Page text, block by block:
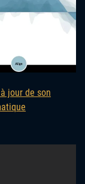
jour de son